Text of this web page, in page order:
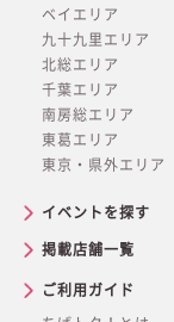
ベイエリア
九十九里エリア
北総エリア
千葉エリア
南房総エリア
東葛エリア
東京・県外エリア
イベントを探す
掲載店舗一覧
ご利用ガイド